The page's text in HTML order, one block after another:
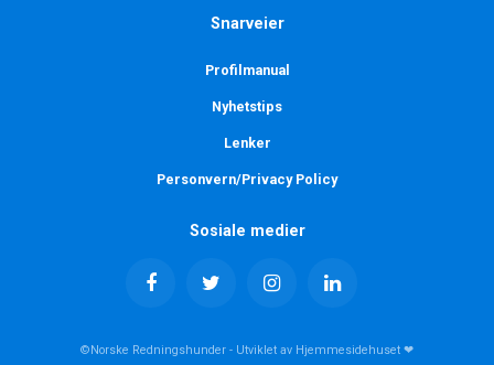
Snarveier
Profilmanual
Nyhetstips
Lenker
Personvern/Privacy Policy
Sosiale medier
©Norske Redningshunder - Utviklet av Hjemmesidehuset ❤